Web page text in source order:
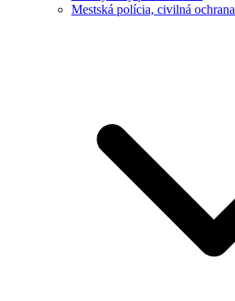
Mestská polícia, civilná ochrana